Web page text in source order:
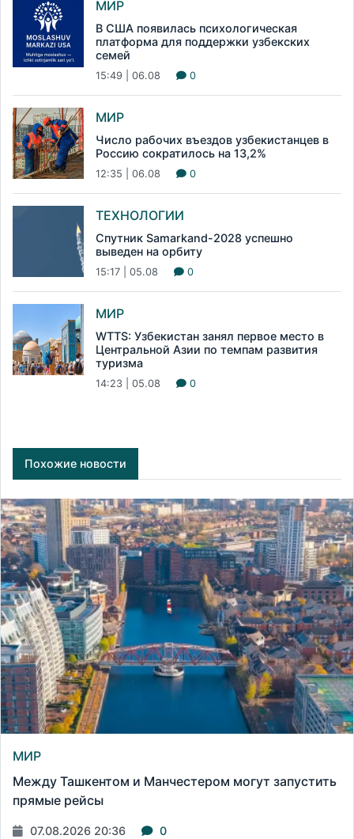
МИР
В США появилась психологическая
платформа для поддержки узбекских
семей
15:49 | 06.08 0
МИР
Число рабочих въездов узбекистанцев в
Россию сократилось на 13,2%
12:35 | 06.08 0
ТЕХНОЛОГИИ
Спутник Samarkand-2028 успешно
выведен на орбиту
15:17 | 05.08 0
МИР
WTTS: Узбекистан занял первое место в
Центральной Азии по темпам развития
туризма
14:23 | 05.08 0
Похожие новости
МИР
Между Ташкентом и Манчестером могут запустить
прямые рейсы
07.08.2026 20:36 0